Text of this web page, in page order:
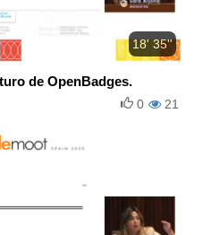
18' 35''
de OpenBadges.
21
0